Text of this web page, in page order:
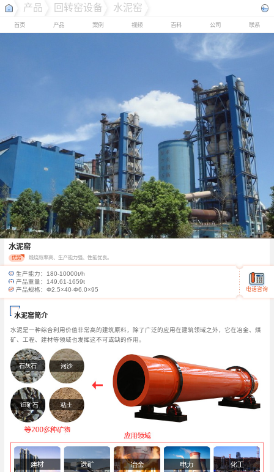
产品 回转窑设备 水泥窑
首页 产品 案例 视频 百科 公司 联系
水泥窑
优势 煅烧效率高、生产能力强、性能优良。
生产能力：180-10000t/h
产品重量：149.61-1659t
产品规格：Φ2.5×40-Φ6.0×95 电话咨询
水泥窑简介
水泥是一种综合利用价值非常高的建筑原料，除了广泛的应用在建筑领域之外，它在冶金、煤
矿、工程、建材等领域也发挥这不可或缺的作用。